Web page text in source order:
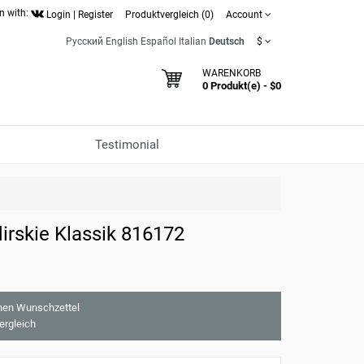
with: Login Register Produktvergleich (0) Account
Русский English Español Italian Deutsch $
WARENKORB
0 Produkt(e) - $0
Testimonial
Klassik 816172
Wunschzettel